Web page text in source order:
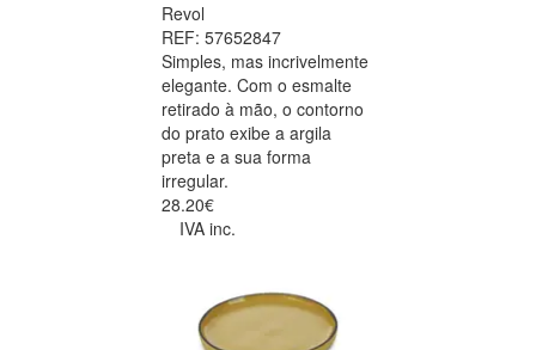
Revol
REF: 57652847
Simples, mas incrivelmente
elegante. Com o esmalte
retirado à mão, o contorno
do prato exibe a argila
preta e a sua forma
irregular.
28.20€
IVA inc.